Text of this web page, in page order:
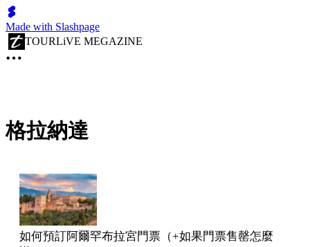
Made with Slashpage
TOURLiVE MEGAZINE
格拉納達
如何預訂阿爾罕布拉宮門票（+如果門票售罄怎麼